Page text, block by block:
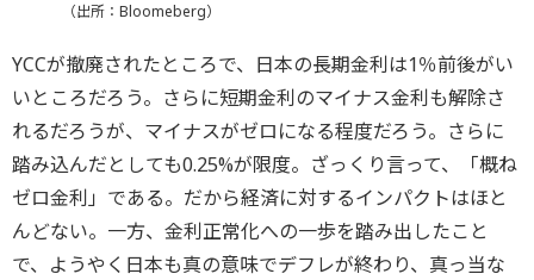
（出所：Bloomeberg）
YCCが撤廃されたところで、日本の長期金利は1％前後がい
いところだろう。さらに短期金利のマイナス金利も解除さ
れるだろうが、マイナスがゼロになる程度だろう。さらに
踏み込んだとしても0.25%が限度。ざっくり言って、「概ね
ゼロ金利」である。だから経済に対するインパクトはほと
んどない。一方、金利正常化への一歩を踏み出したこと
で、ようやく日本も真の意味でデフレが終わり、真っ当な